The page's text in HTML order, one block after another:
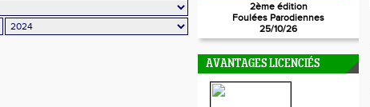
2ème édition
Foulées Parodiennes
25/10/26
AVANTAGES LICENCIÉS